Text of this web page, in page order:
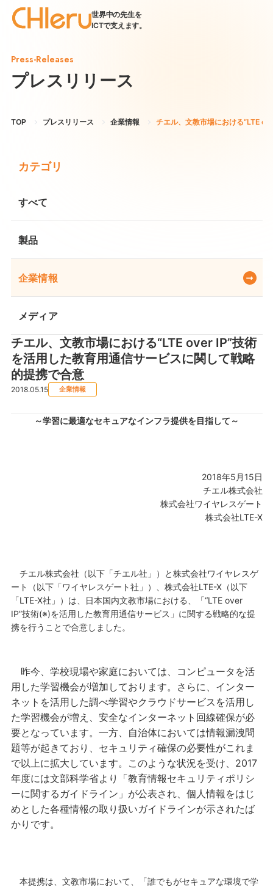
世界中の先生を
ICTで支えます。
Press-Releases
プレスリリース
TOP プレスリリース 企業情報 チエル、文教市場における“LTE
カテゴリ
すべて
製品
企業情報
メディア
チエル、文教市場における“LTE over IP”技術
を活用した教育用通信サービスに関して戦略
的提携で合意
2018.05.15 企業情報
～学習に最適なセキュアなインフラ提供を目指して～
2018年5月15日
チエル株式会社
株式会社ワイヤレスゲート
株式会社LTE-X
チエル株式会社（以下「チエル社」）と株式会社ワイヤレスゲ
ート（以下「ワイヤレスゲート社」）、株式会社LTE-X（以下
「LTE-X社」）は、日本国内文教市場における、「“LTE over
IP”技術(※)を活用した教育用通信サービス」に関する戦略的な提
携を行うことで合意しました。
昨今、学校現場や家庭においては、コンピュータを活
用した学習機会が増加しております。さらに、インター
ネットを活用した調べ学習やクラウドサービスを活用し
た学習機会が増え、安全なインターネット回線確保が必
要となっています。一方、自治体においては情報漏洩問
題等が起きており、セキュリティ確保の必要性がこれま
で以上に拡大しています。このような状況を受け、2017
年度には文部科学省より「教育情報セキュリティポリシ
ーに関するガイドライン」が公表され、個人情報をはじ
めとした各種情報の取り扱いガイドラインが示されたば
かりです。
本提携は、文教市場において、「誰でもがセキュアな環境で学